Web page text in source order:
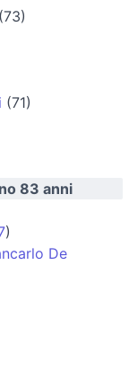
(73)
(71)
83 anni
)
De